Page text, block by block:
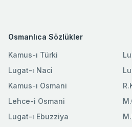
Osmanlıca Sözlükler
Kamus-ı Türki
Lugat-ı Naci
Kamus-ı Osmani
Lehce-i Osmani
Lugat-ı Ebuzziya